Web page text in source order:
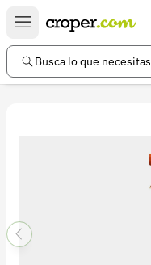
Busca lo que necesitas
Enlaces de interés
Preguntas frecuentes
Política de privacidad